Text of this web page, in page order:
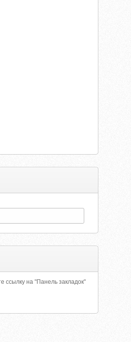
ссылку на "Панель закладок"